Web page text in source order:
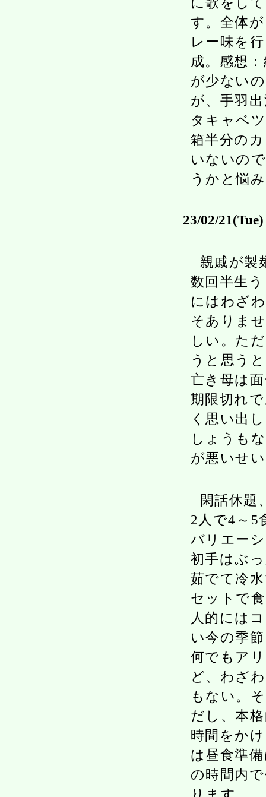
す。全体
レー味を
成。感想
が少ない
が、手羽
タキャベ
箱半分の
いないの
うかと悩
23/02/21(Tue)
親戚が製
数回半生
にはわざ
そありま
しい。た
うと思う
亡き母は
期限切れ
く思い出
しょうも
が悪いせ
閑話休題
2人で4～5
バリエー
初手はぶ
茹でて冷
セットで
人的には
い今の季
何でもア
ど、わざ
もない。
だし、本
時間をか
は昼食準
の時間内